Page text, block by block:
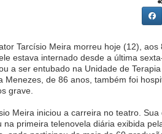
Tarcísio Meira morreu hoje (12), aos
estava internado desde a última
a ser entubado na Unidade de
Menezes, de 86 anos, também foi
grave.
Meira iniciou a carreira no teatro.
na primeira telenovela diária exibida